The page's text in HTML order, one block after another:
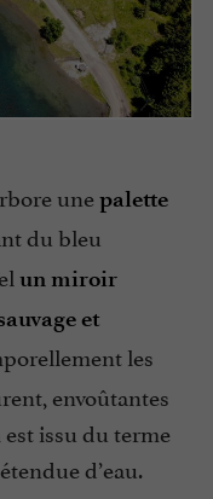
unepalette
du bleu
un miroir
et
les
envoûtantes
issu du terme
d’eau.